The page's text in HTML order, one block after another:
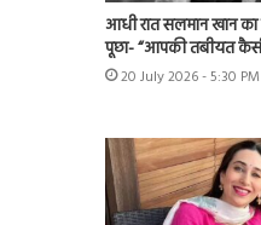
आधी रात सलमान खान
पूछा- “आपकी तबीयत
20 July 2026 - 5:30 PM